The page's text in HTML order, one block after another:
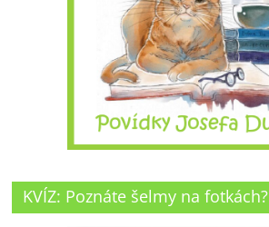
KVÍZ: Poznáte šelmy na fotkách?